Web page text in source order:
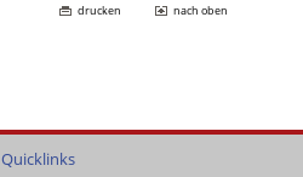
drucken nach oben
Quicklinks